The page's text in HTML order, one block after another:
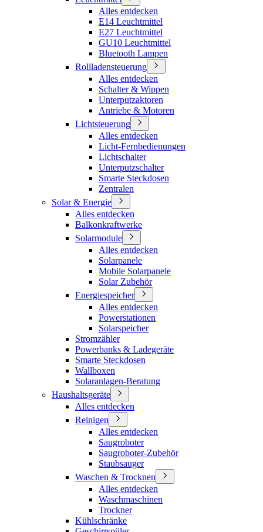
Alles entdecken
E14 Leuchtmittel
E27 Leuchtmittel
GU10 Leuchtmittel
Bluetooth Lampen
Rollladensteuerung
Alles entdecken
Schalter & Wippen
Unterputzaktoren
Antriebe & Motoren
Lichtsteuerung
Alles entdecken
Licht-Fernbedienungen
Lichtschalter
Unterputzschalter
Smarte Steckdosen
Zentralen
Solar & Energie
Alles entdecken
Balkonkraftwerke
Solarmodule
Alles entdecken
Solarpanele
Mobile Solarpanele
Solar Zubehör
Energiespeicher
Alles entdecken
Powerstationen
Solarspeicher
Stromzähler
Powerbanks & Ladegeräte
Smarte Steckdosen
Wallboxen
Solaranlagen-Beratung
Haushaltsgeräte
Alles entdecken
Reinigen
Alles entdecken
Saugroboter
Saugroboter-Zubehör
Staubsauger
Waschen & Trocknen
Alles entdecken
Waschmaschinen
Trockner
Kühlschränke